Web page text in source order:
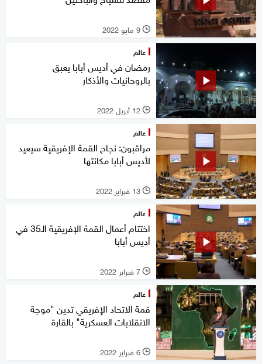
l 9 مايو 2022
عالم
رمضان في أديس أبابا يعبق
بالروحانيات والأذكار
l 12 أبريل 2022
عالم
مراقبون: نجاح القمة الإفريقية سيعيد
لأديس أبابا مكانتها
l 13 فبراير 2022
عالم
اختتام أعمال القمة الإفريقية الـ35 في
أديس أبابا
l 7 فبراير 2022
عالم
قمة الاتحاد الإفريقي تدين "موجة
الانقلابات العسكرية" بالقارة
l 6 فبراير 2022